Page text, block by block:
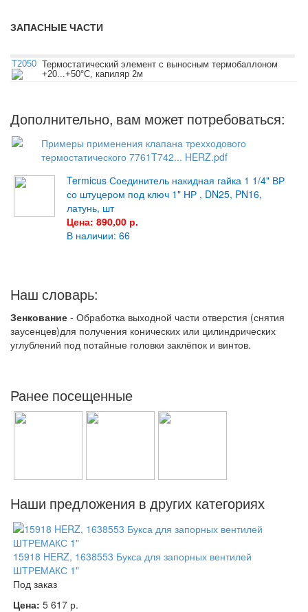
ЗАПАСНЫЕ ЧАСТИ
T2050
Термостатический элемент с выносным термобаллоном
+20...+50°С, капиляр 2м
Дополнительно, вам может потребоваться:
Примеры применения клапана трехходового
термостатического 7761T742... HERZ.pdf
Termicus Соединитель накидная гайка 1 1/4" ВР
со штуцером под ключ 1" НР , DN25, PN16,
латунь, шт
Цена: 890,00 р.
В наличии: 66
Наш словарь:
Зенкование - Обработка выходной части отверстия (снятия
заусенцев)для получения конических или цилиндрических
углублений под потайные головки заклёпок и винтов.
Ранее посещенные
Наши предложения в других категориях
15918 HERZ, 1638553 Букса для запорных вентилей
ШТРЕМАКС 1"
Под заказ
Цена: 5 617 р.